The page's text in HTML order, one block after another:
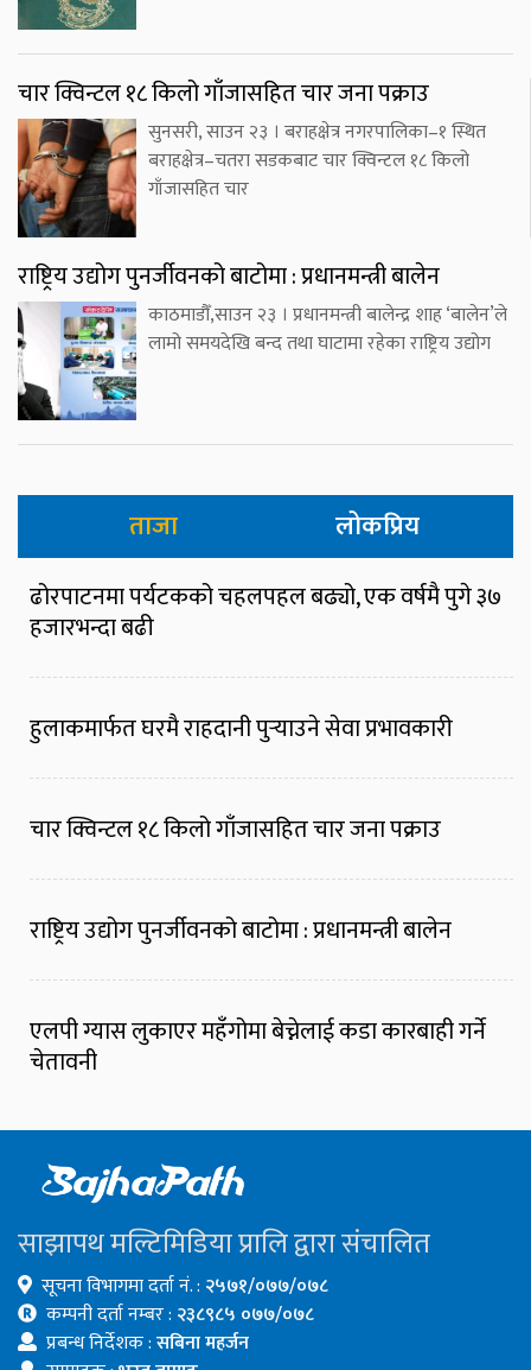
चार क्विन्टल १८ किलो गाँजासहित चार जना पक्राउ
सुनसरी, साउन २३ । बराहक्षेत्र नगरपालिका–१ स्थित
बराहक्षेत्र–चतरा सडकबाट चार क्विन्टल १८ किलो
गाँजासहित चार
राष्ट्रिय उद्योग पुनर्जीवनको बाटोमा : प्रधानमन्त्री बालेन
काठमाडौँ,साउन २३ । प्रधानमन्त्री बालेन्द्र शाह ‘बालेन’ले
लामो समयदेखि बन्द तथा घाटामा रहेका राष्ट्रिय उद्योग
ताजा लोकप्रिय
ढोरपाटनमा पर्यटकको चहलपहल बढ्यो, एक वर्षमै पुगे ३७
हजारभन्दा बढी
हुलाकमार्फत घरमै राहदानी पुर्‍याउने सेवा प्रभावकारी
चार क्विन्टल १८ किलो गाँजासहित चार जना पक्राउ
राष्ट्रिय उद्योग पुनर्जीवनको बाटोमा : प्रधानमन्त्री बालेन
एलपी ग्यास लुकाएर महँगोमा बेच्नेलाई कडा कारबाही गर्ने
चेतावनी
साझापथ मल्टिमिडिया प्रालि द्वारा संचालित
सूचना विभागमा दर्ता नं. : २५७१/०७७/०७८
कम्पनी दर्ता नम्बर : २३८९८५ ०७७/०७८
प्रबन्ध निर्देशक :सबिना महर्जन